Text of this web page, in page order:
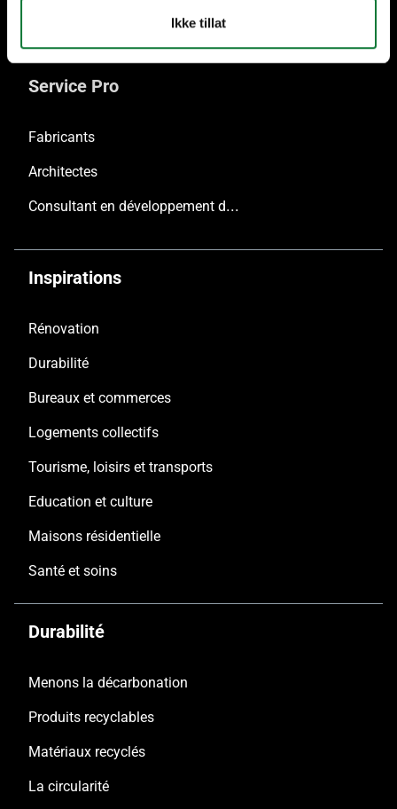
Ikke tillat
Service Pro
Fabricants
Architectes
Consultant en développement durable
Inspirations
Rénovation
Durabilité
Bureaux et commerces
Logements collectifs
Tourisme, loisirs et transports
Education et culture
Maisons résidentielle
Santé et soins
Durabilité
Menons la décarbonation
Produits recyclables
Matériaux recyclés
La circularité